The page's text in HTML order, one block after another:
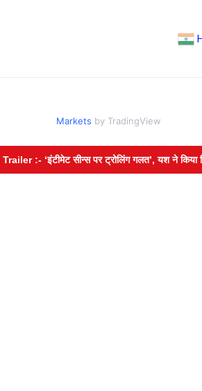
Markets by TradingView
सीन्स पर ट्रोलिंग गलत’, यश ने किया कियारा